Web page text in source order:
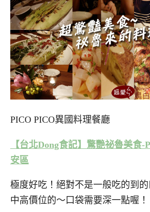
PICO PICO異國料理餐廳
【台北Dong食記】驚艷祕魯美食
安區
極度好吃！絕對不是一般吃的到
中高價位的～口袋需要深一點喔！